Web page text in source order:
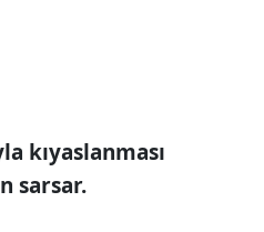
kıyaslanması
sarsar.